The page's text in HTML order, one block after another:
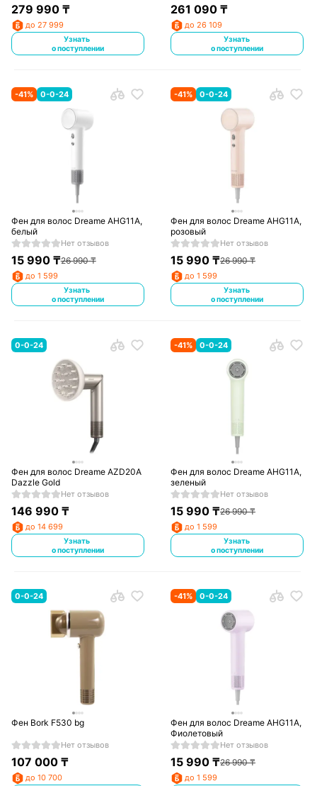
279 990₸
до 27 999
Узнать
о поступлении
261 090 ₸
до 26 109
Узнать
о поступлении
-41% 0-0-24
Фен для волос Dreame AHG11A,
белый
Нет отзывов
15 990₸26 990₸
до 1 599
Узнать
о поступлении
-41% 0-0-24
Фен для волос Dreame AHG11A,
розовый
Нет отзывов
15 990 ₸26 990₸
до 1 599
Узнать
о поступлении
0-0-24
Фен для волос Dreame AZD20A
Dazzle Gold
Нет отзывов
146 990₸
до 14 699
Узнать
о поступлении
-41% 0-0-24
Фен для волос Dreame AHG11A,
зеленый
Нет отзывов
15 990 ₸26 990₸
до 1 599
Узнать
о поступлении
0-0-24
Фен Bork F530 bg
Нет отзывов
107 000₸
до 10 700
-41% 0-0-24
Фен для волос Dreame AHG11A,
Фиолетовый
Нет отзывов
15 990 ₸26 990₸
до 1 599